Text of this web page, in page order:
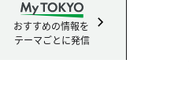
おすすめの情報を
テーマごとに発信